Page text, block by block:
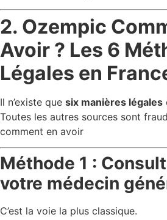
2. Ozempic
Avoir ? Les 6
Légales en
Il n’existe que six manières légales
Toutes les autres sources sont
comment en avoir
Méthode 1 :
votre médecin
C’est la voie la plus classique.